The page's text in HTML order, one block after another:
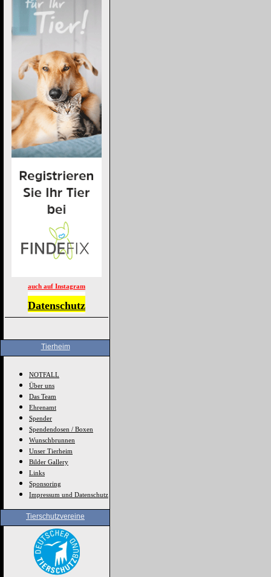
auch auf Instagram
Datenschutz
Tierheim
NOTFALL
Über uns
Das Team
Ehrenamt
Spender
Spendendosen / Boxen
Wunschbrunnen
Unser Tierheim
Bilder Gallery
Links
Sponsoring
Impressum und Datenschutz
Tierschutzvereine